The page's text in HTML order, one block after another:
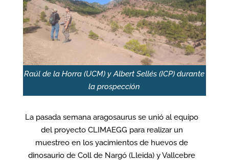
Raúl de la Horra (UCM) y Albert Sellés (ICP) durante
la prospección
La pasada semana aragosaurus se unió al equipo
del proyecto CLIMAEGG para realizar un
muestreo en los yacimientos de huevos de
dinosaurio de Coll de Nargó (Lleida) y Vallcebre